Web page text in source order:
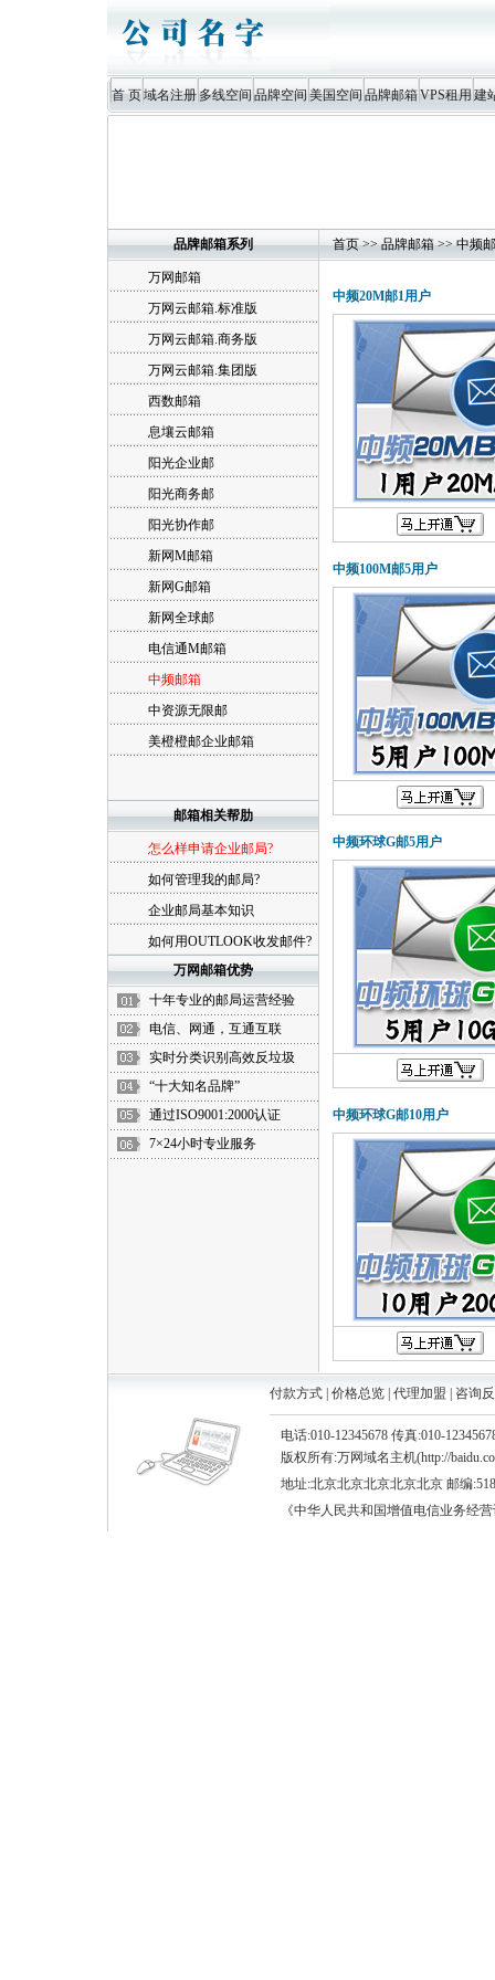
首 页域名注册多线空间品牌空间美国空间品牌邮箱VPS租用建
品牌邮箱系列
万网邮箱
万网云邮箱.标准版
万网云邮箱.商务版
万网云邮箱.集团版
西数邮箱
息壤云邮箱
阳光企业邮
阳光商务邮
阳光协作邮
新网M邮箱
新网G邮箱
新网全球邮
电信通M邮箱
中频邮箱
中资源无限邮
美橙橙邮企业邮箱
邮箱相关帮肋
怎么样申请企业邮局?
如何管理我的邮局?
企业邮局基本知识
如何用OUTLOOK收发邮件?
万网邮箱优势
十年专业的邮局运营经验
电信、网通，互通互联
实时分类识别高效反垃圾
“十大知名品牌”
通过ISO9001:2000认证
7×24小时专业服务
首页>>品牌邮箱>>中频
中频20M邮1用户
中频100M邮5用户
中频环球G邮5用户
中频环球G邮10用户
付款方式 价格总览 代理加盟 咨询
电话:010-12345678 传真:010-
版权所有:万网域名主机(http://
地址:北京北京北京北京北京 邮编
《中华人民共和国增值电信业务经